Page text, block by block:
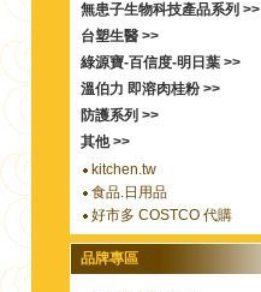
無患子生物科技產品系列 >>
台塑生醫 >>
綠源寶-百信度-明日葉 >>
溫伯力 即溶肉桂粉 >>
防護系列 >>
其他 >>
kitchen.tw
食品.日用品
好市多 COSTCO 代購
品牌專區